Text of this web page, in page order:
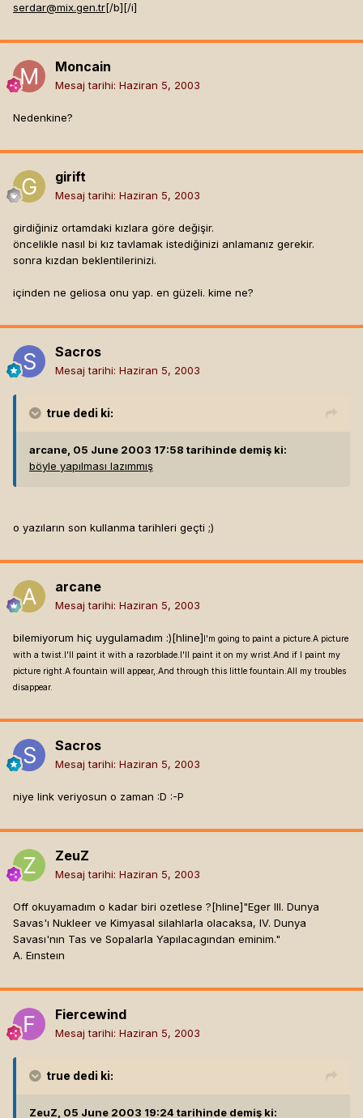
serdar@mix.gen.tr[/b][/i]
Moncain
Mesaj tarihi: Haziran 5, 2003
Nedenkine?
girift
Mesaj tarihi: Haziran 5, 2003
girdiğiniz ortamdaki kızlara göre değişir.
öncelikle nasıl bi kız tavlamak istediğinizi anlamanız gerekir.
sonra kızdan beklentilerinizi.
içinden ne geliosa onu yap. en güzeli. kime ne?
Sacros
Mesaj tarihi: Haziran 5, 2003
true dedi ki:
arcane, 05 June 2003 17:58 tarihinde demiş ki:
böyle yapılması lazımmış
o yazıların son kullanma tarihleri geçti ;)
arcane
Mesaj tarihi: Haziran 5, 2003
bilemiyorum hiç uygulamadım :)[hline] I'm going to paint a picture.A picture
with a twist.I'll paint it with a razorblade.I'll paint it on my wrist.And if I paint my
picture right.A fountain will appear,.And through this little fountain.All my troubles
disappear.
Sacros
Mesaj tarihi: Haziran 5, 2003
niye link veriyosun o zaman :D :-P
ZeuZ
Mesaj tarihi: Haziran 5, 2003
Off okuyamadım o kadar biri ozetlese ?[hline]"Eger III. Dunya
Savas'ı Nukleer ve Kimyasal silahlarla olacaksa, IV. Dunya
Savası'nın Tas ve Sopalarla Yapılacagından eminim."
A. Eınsteın
Fiercewind
Mesaj tarihi: Haziran 5, 2003
true dedi ki:
ZeuZ, 05 June 2003 19:24 tarihinde demiş ki: